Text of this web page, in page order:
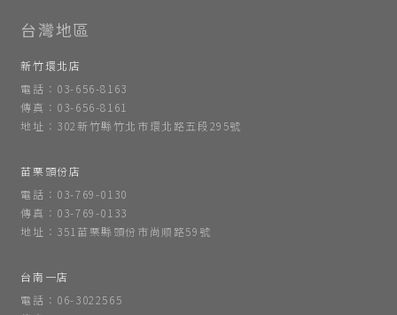
新竹環北店
電話：03-656-8163
傳真：03-656-8161
地址：302新竹縣竹北市環北路五段295號
苗栗頭份店
電話：03-769-0130
傳真：03-769-0133
地址：351苗栗縣頭份市尚順路59號
台南一店
電話：06-3022565